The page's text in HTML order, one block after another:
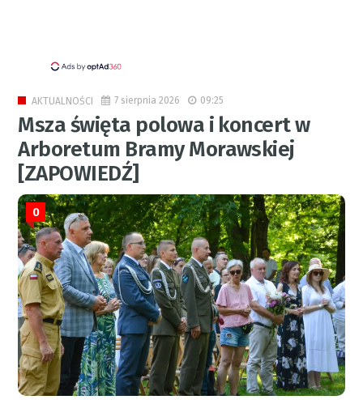
AKTUALNOŚCI 7 sierpnia 2026 09:25
Msza święta polowa i koncert w
Arboretum Bramy Morawskiej
[ZAPOWIEDŹ]
0